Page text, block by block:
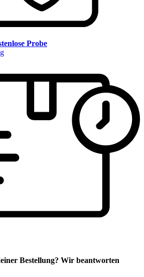
Probe
Bestellung? Wir beantworten